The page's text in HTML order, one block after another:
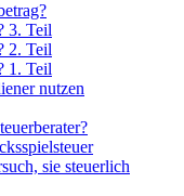
3. Teil
2. Teil
1. Teil
nutzen
sie steuerlich